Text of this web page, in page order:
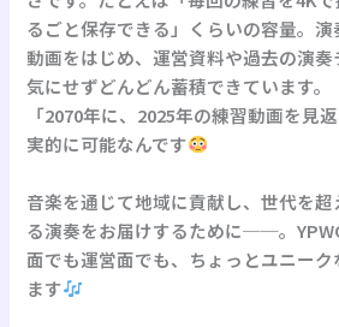
るごと保存できる」くらいの容量。演
動画をはじめ、運営資料や過去の演
気にせずどんどん蓄積できています。
「2070年に、2025年の練習動画を見
実的に可能なんです
音楽を通じて地域に貢献し、世代を
る演奏をお届けするために──。
面でも運営面でも、ちょっとユニー
ます